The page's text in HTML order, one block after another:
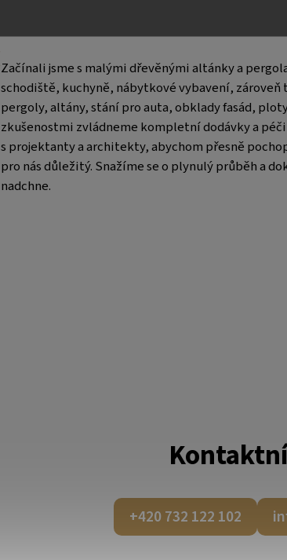
Začínali jsme s malými dřevěnými altánky a
schodiště, kuchyně, nábytkové vybavení, zároveň
pergoly, altány, stání pro auta, obklady fasád,
zkušenostmi zvládneme kompletní dodávky a
s projektanty a architekty, abychom přesně
pro nás důležitý. Snažíme se o plynulý průběh a
nadchne.
+420 732 122 102